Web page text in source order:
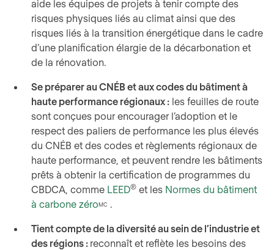
aide les équipes de projets à tenir compte des
risques physiques liés au climat ainsi que des
risques liés à la transition énergétique dans le cadre
d’une planification élargie de la décarbonation et
de la rénovation.
Se préparer au CNÉB et aux codes du bâtiment à
haute performance régionaux :les feuilles de route
sont conçues pour encourager l’adoption et le
respect des paliers de performance les plus élevés
du CNÉB et des codes et règlements régionaux de
haute performance, et peuvent rendre les bâtiments
prêts à obtenir la certification de programmes du
CBDCA, comme LEED®et les Normes du bâtiment
à carbone zéroMC
Tient compte de la diversité au sein de l’industrie et
des régions : reconnaît et reflète les besoins des